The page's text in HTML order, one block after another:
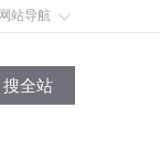
网站导航
搜全站